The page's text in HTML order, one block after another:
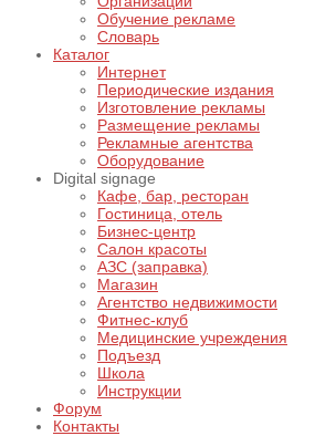
Обучение рекламе
Словарь
Каталог
Интернет
Периодические издания
Изготовление рекламы
Размещение рекламы
Рекламные агентства
Оборудование
Digital signage
Кафе, бар, ресторан
Гостиница, отель
Бизнес-центр
Салон красоты
АЗС (заправка)
Магазин
Агентство недвижимости
Фитнес-клуб
Медицинские учреждения
Подъезд
Школа
Инструкции
Форум
Контакты